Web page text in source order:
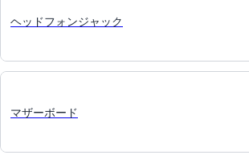
ヘッドフォンジャック
マザーボード